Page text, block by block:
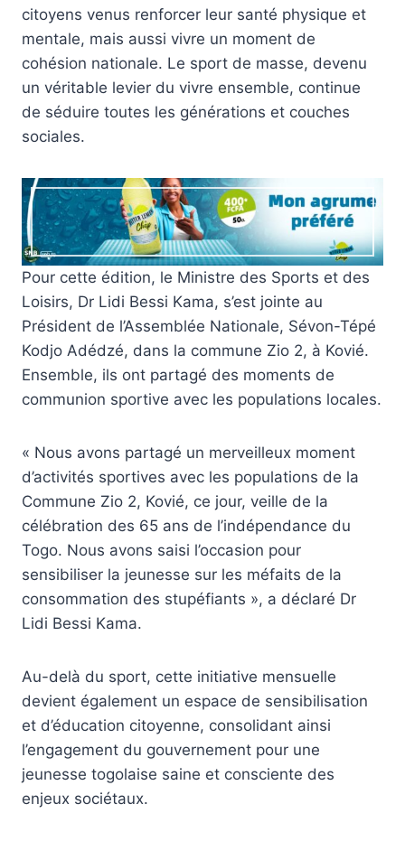
citoyens venus renforcer leur santé physique et
mentale, mais aussi vivre un moment de
cohésion nationale. Le sport de masse, devenu
un véritable levier du vivre ensemble, continue
de séduire toutes les générations et couches
sociales.
Pour cette édition, le Ministre des Sports et des
Loisirs, Dr Lidi Bessi Kama, s’est jointe au
Président de l’Assemblée Nationale, Sévon-Tépé
Kodjo Adédzé, dans la commune Zio 2, à Kovié.
Ensemble, ils ont partagé des moments de
communion sportive avec les populations locales.
« Nous avons partagé un merveilleux moment
d’activités sportives avec les populations de la
Commune Zio 2, Kovié, ce jour, veille de la
célébration des 65 ans de l’indépendance du
Togo. Nous avons saisi l’occasion pour
sensibiliser la jeunesse sur les méfaits de la
consommation des stupéfiants », a déclaré Dr
Lidi Bessi Kama.
Au-delà du sport, cette initiative mensuelle
devient également un espace de sensibilisation
et d’éducation citoyenne, consolidant ainsi
l’engagement du gouvernement pour une
jeunesse togolaise saine et consciente des
enjeux sociétaux.